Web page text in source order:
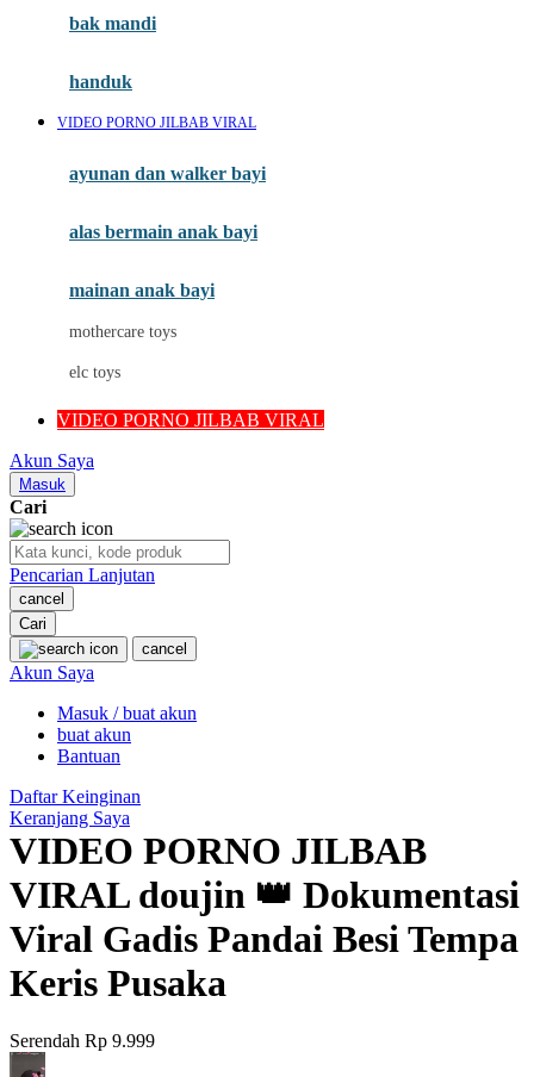
Moby
My Buddy Tag
My K
Oh Ma Grain
P
Peachy
Phil & Ted's
Philips Avent
Pigeon
Poled Global
Ponycycle
Puma
Pureats
bak mandi
handuk
VIDEO PORNO JILBAB VIRAL
ayunan dan walker bayi
alas bermain anak bayi
mainan anak bayi
mothercare toys
elc toys
VIDEO PORNO JILBAB VIRAL
Akun Saya
Masuk
Cari
Pencarian Lanjutan
cancel
Cari
cancel
Akun Saya
Masuk / buat akun
buat akun
Bantuan
Daftar Keinginan
Keranjang Saya
VIDEO PORNO JILBAB
VIRAL doujin 👑 Dokumentasi
Viral Gadis Pandai Besi Tempa
Keris Pusaka
Serendah Rp 9.999